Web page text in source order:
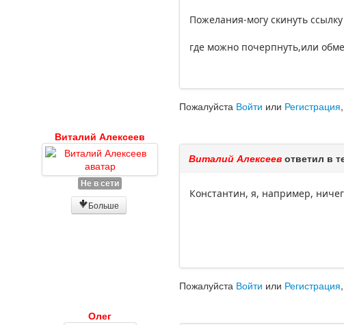
Пожелания-могу скинуть
где можно почерпнуть,или
Пожалуйста Войти или Регистрация
Виталий Алексеев
Не в сети
Больше
Виталий Алексеев ответил в
Константин, я, например,
Пожалуйста Войти или Регистрация
Олег